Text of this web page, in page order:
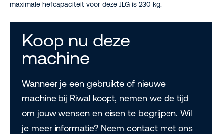
maximale hefcapaciteit voor deze JLG is 230 kg.
Koop nu deze
machine
Wanneer je een gebruikte of nieuwe
machine bij Riwal koopt, nemen we de tijd
om jouw wensen en eisen te begrijpen. Wil
je meer informatie? Neem contact met ons